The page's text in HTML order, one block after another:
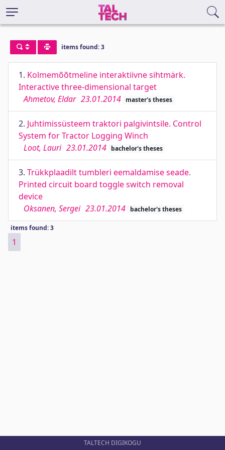
items found: 3
1. Kolmemõõtmeline interaktiivne sihtmärk.
Interactive three-dimensional target
Ahmetov, Eldar 23.01.2014 master's theses
2. Juhtimissüsteem traktori palgivintsile. Control
System for Tractor Logging Winch
Loot, Lauri 23.01.2014 bachelor's theses
3. Trükkplaadilt tumbleri eemaldamise seade.
Printed circuit board toggle switch removal
device
Oksanen, Sergei 23.01.2014 bachelor's theses
items found: 3
1
TALTECH DIGIKOGU